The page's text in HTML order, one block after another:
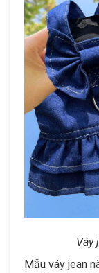
Váy
Mẫu váy jean